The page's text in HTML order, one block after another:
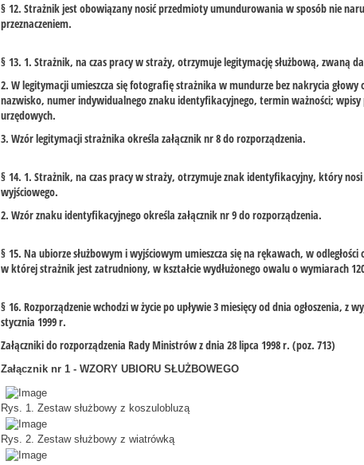
§ 12. Strażnik jest obowiązany nosić przedmioty umundurowania w sposób nie
przeznaczeniem.
§ 13. 1. Strażnik, na czas pracy w straży, otrzymuje legitymację służbową, zwaną
2. W legitymacji umieszcza się fotografię strażnika w mundurze bez nakrycia
nazwisko, numer indywidualnego znaku identyfikacyjnego, termin ważności; wpisy
urzędowych.
3. Wzór legitymacji strażnika określa załącznik nr 8 do rozporządzenia.
§ 14. 1. Strażnik, na czas pracy w straży, otrzymuje znak identyfikacyjny, który
wyjściowego.
2. Wzór znaku identyfikacyjnego określa załącznik nr 9 do rozporządzenia.
§ 15. Na ubiorze służbowym i wyjściowym umieszcza się na rękawach, w
w której strażnik jest zatrudniony, w kształcie wydłużonego owalu o wymiarach
§ 16. Rozporządzenie wchodzi w życie po upływie 3 miesięcy od dnia ogłoszenia, z
stycznia 1999 r.
Załączniki do rozporządzenia Rady Ministrów z dnia 28 lipca 1998 r. (poz. 713)
Załącznik nr 1 - WZORY UBIORU SŁUŻBOWEGO
Rys. 1. Zestaw służbowy z koszulobluzą
Rys. 2. Zestaw służbowy z wiatrówką